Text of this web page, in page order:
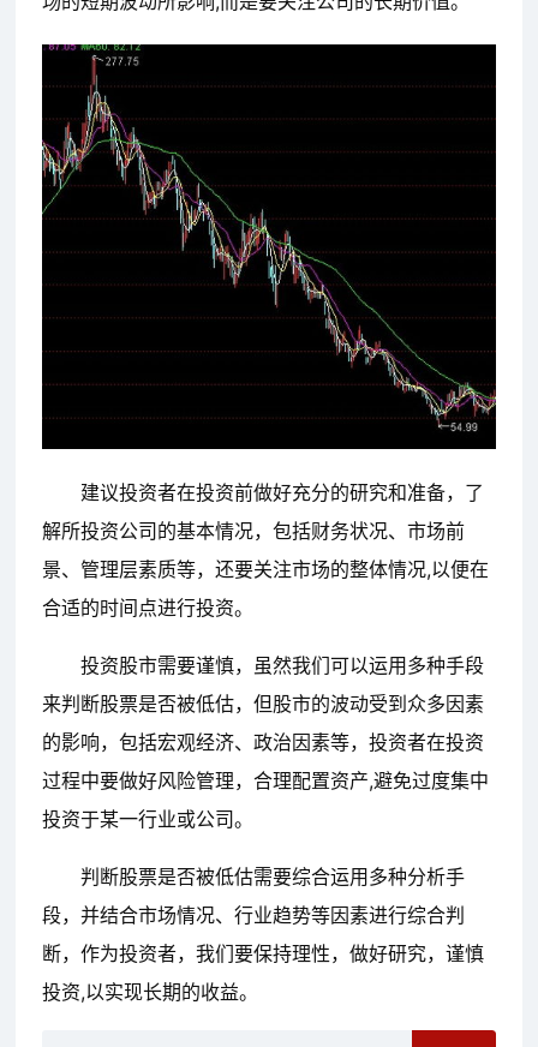
建议投资者在投资前做好充分的研究和准备，了
解所投资公司的基本情况，包括财务状况、市场前
景、管理层素质等，还要关注市场的整体情况,以便在
合适的时间点进行投资。
投资股市需要谨慎，虽然我们可以运用多种手段
来判断股票是否被低估，但股市的波动受到众多因素
的影响，包括宏观经济、政治因素等，投资者在投资
过程中要做好风险管理，合理配置资产,避免过度集中
投资于某一行业或公司。
判断股票是否被低估需要综合运用多种分析手
段，并结合市场情况、行业趋势等因素进行综合判
断，作为投资者，我们要保持理性，做好研究，谨慎
投资,以实现长期的收益。